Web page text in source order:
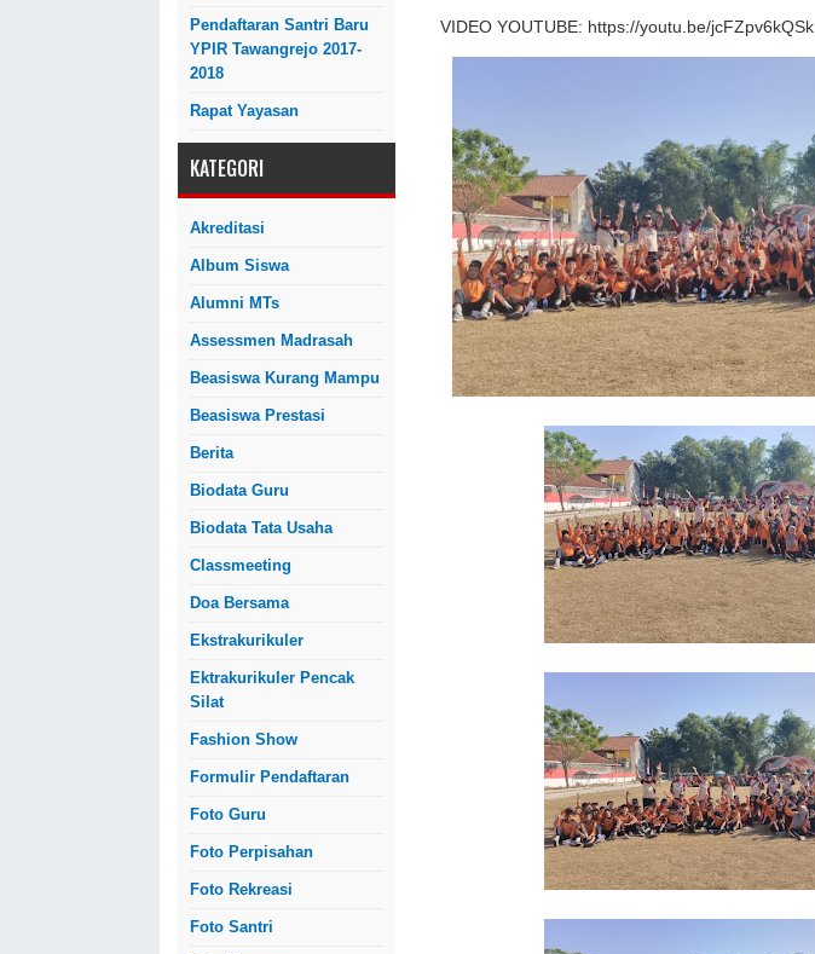
Pendaftaran Santri Baru
YPIR Tawangrejo 2017-
2018
Rapat Yayasan
KATEGORI
Akreditasi
Album Siswa
Alumni MTs
Assessmen Madrasah
Beasiswa Kurang Mampu
Beasiswa Prestasi
Berita
Biodata Guru
Biodata Tata Usaha
Classmeeting
Doa Bersama
Ekstrakurikuler
Ektrakurikuler Pencak
Silat
Fashion Show
Formulir Pendaftaran
Foto Guru
Foto Perpisahan
Foto Rekreasi
Foto Santri
VIDEO YOUTUBE: https://youtu.be/jcFZpv6kQSk